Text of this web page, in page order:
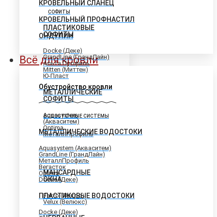
СОФИТЫ
ПЛАСТИКОВЫЕ
СОФИТЫ
Docke (Деке)
GrandLine (ГрандЛайн)
Альта Профиль
Mitten (Миттен)
Ю-Пласт
МЕТАЛЛИЧЕСКИЕ
СОФИТЫ
Aquasystem
(Акваситем)
Optima
МеталлПрофиль
МАНСАРДНЫЕ
ОКНА
Fakro (Факро)
Velux (Велюкс)
КРОВЕЛЬНЫЙ СЛАНЕЦ
КРОВЕЛЬНЫЙ ПРОФНАСТИЛ
ОНДУЛИН
Всё для кровли
Обустройство кровли
ВОДОСТОЧНЫЕ СИСТЕМЫ
МЕТАЛЛИЧЕСКИЕ ВОДОСТОКИ
Aquasystem (Акваситем)
GrandLine (ГрандЛайн)
МеталлПрофиль
Вегасток
Optima
Docke (Деке)
ПЛАСТИКОВЫЕ ВОДОСТОКИ
Docke (Деке)